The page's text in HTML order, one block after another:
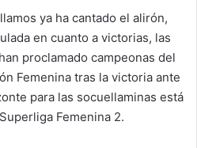
ya ha cantado el alirón,
en cuanto a victorias, las
proclamado campeonas del
Femenina tras la victoria ante
para las socuellaminas está
Femenina 2.